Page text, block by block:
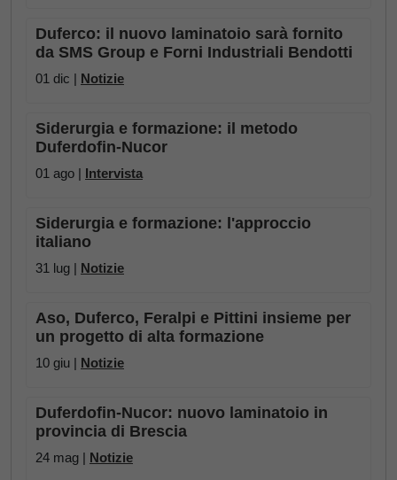
Duferco: il nuovo laminatoio sarà fornito
da SMS Group e Forni Industriali Bendotti
01 dic | Notizie
Siderurgia e formazione: il metodo
Duferdofin-Nucor
01 ago | Intervista
Siderurgia e formazione: l'approccio
italiano
31 lug | Notizie
Aso, Duferco, Feralpi e Pittini insieme per
un progetto di alta formazione
10 giu | Notizie
Duferdofin-Nucor: nuovo laminatoio in
provincia di Brescia
24 mag | Notizie